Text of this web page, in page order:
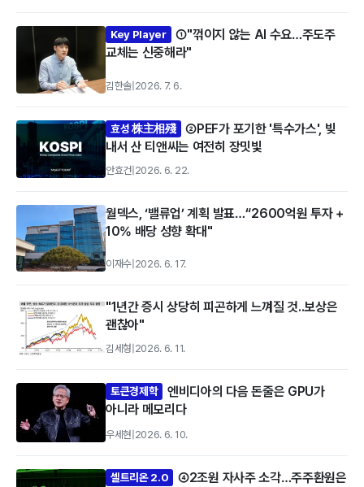
Key Player
①"꺾이지 않는 AI 수요…주도주
교체는 신중해라"
김한솔|2026. 7. 6.
효성 株主相殘
②PEF가 포기한 '특수가스', 빚
내서 산 티앤씨는 여전히 장밋빛
안효건|2026. 6. 22.
월덱스, ‘밸류업’ 계획 발표…“2600억원 투자 +
10% 배당 성향 확대"
이재수 2026. 6. 17.
"1년간 증시 상당히 피곤하게 느껴질 것..보상은
괜찮아"
김세형 2026. 6. 11.
토큰경제학
엔비디아의 다음 돈줄은 GPU가
아니라 메모리다
우세현 2026. 6. 10.
셀트리온 2.0
④2조원 자사주 소각…주주환원은